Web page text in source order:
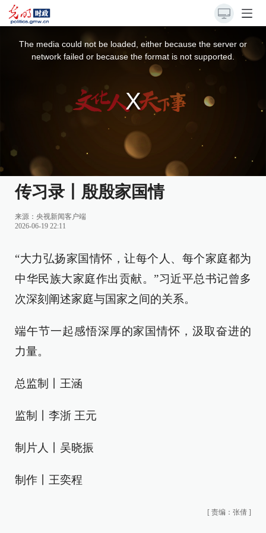
The media could not be loaded, either because the server or
network failed or because the format is not supported.
传习录丨殷殷家国情
来源： 央视新闻客户端
2026-06-19 22:11
“大力弘扬家国情怀，让每个人、每个家庭都为
中华民族大家庭作出贡献。”习近平总书记曾多
次深刻阐述家庭与国家之间的关系。
端午节一起感悟深厚的家国情怀，汲取奋进的
力量。
总监制丨王涵
监制丨李浙 王元
制片人丨吴晓振
制作丨王奕程
[ 责编：张倩 ]